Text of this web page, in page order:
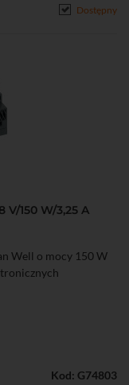
Dostępny
150 W/3,25 A
Well o mocy 150 W
Kod: G74803